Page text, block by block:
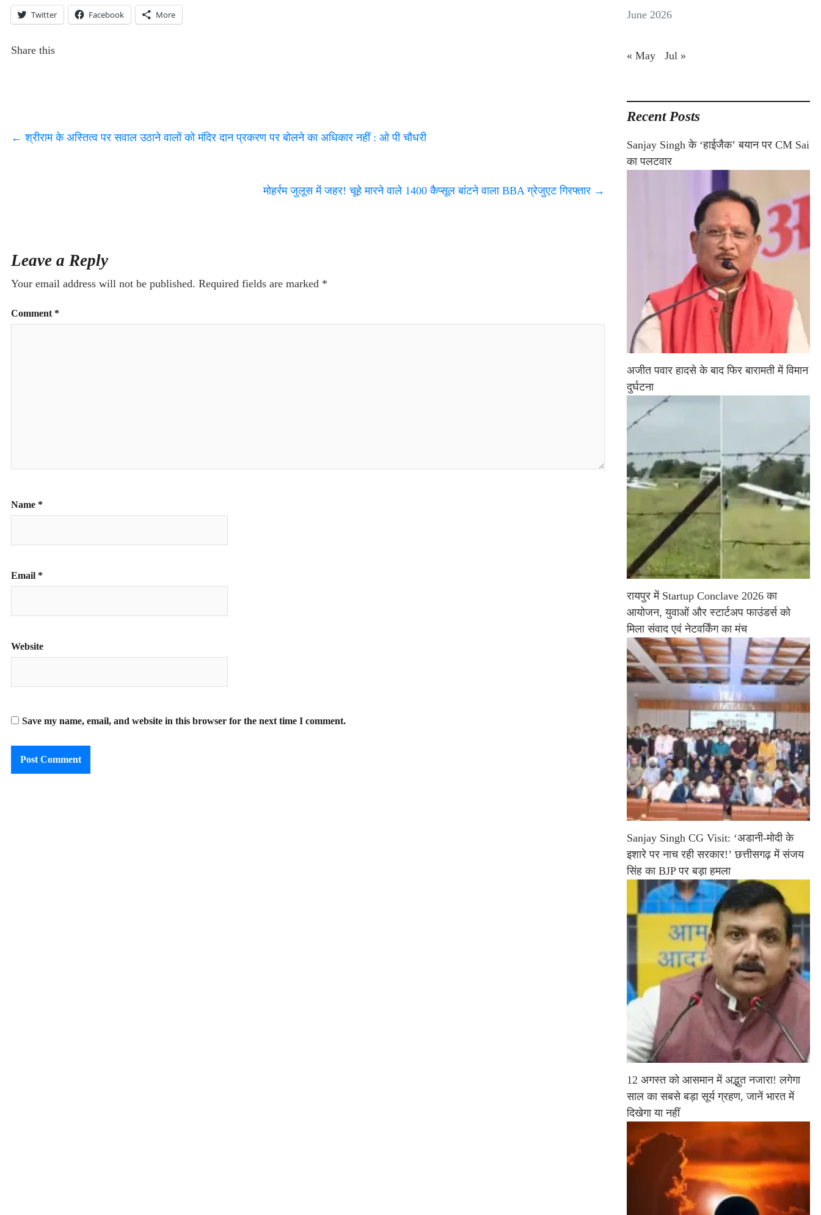
Twitter Facebook More
Share this
← श्रीराम के अस्तित्व पर सवाल उठाने वालों को मंदिर दान प्रकरण पर बोलने का अधिकार नहीं : ओ पी चौधरी
मोहर्रम जुलूस में जहर! चूहे मारने वाले 1400 कैप्सूल बांटने वाला BBA ग्रेजुएट गिरफ्तार →
Leave a Reply
Your email address will not be published. Required fields are marked *
Comment *
Name *
Email *
Website
Save my name, email, and website in this browser for the next time I comment.
June 2026
« May Jul »
Recent Posts
Sanjay Singh के ‘हाईजैक’ बयान पर CM Sai
का पलटवार
अजीत पवार हादसे के बाद फिर बारामती में विमान
दुर्घटना
रायपुर में Startup Conclave 2026 का
आयोजन, युवाओं और स्टार्टअप फाउंडर्स को
मिला संवाद एवं नेटवर्किंग का मंच
Sanjay Singh CG Visit: ‘अडानी-मोदी के
इशारे पर नाच रही सरकार!’ छत्तीसगढ़ में संजय
सिंह का BJP पर बड़ा हमला
12 अगस्त को आसमान में अद्भुत नजारा! लगेगा
साल का सबसे बड़ा सूर्य ग्रहण, जानें भारत में
दिखेगा या नहीं